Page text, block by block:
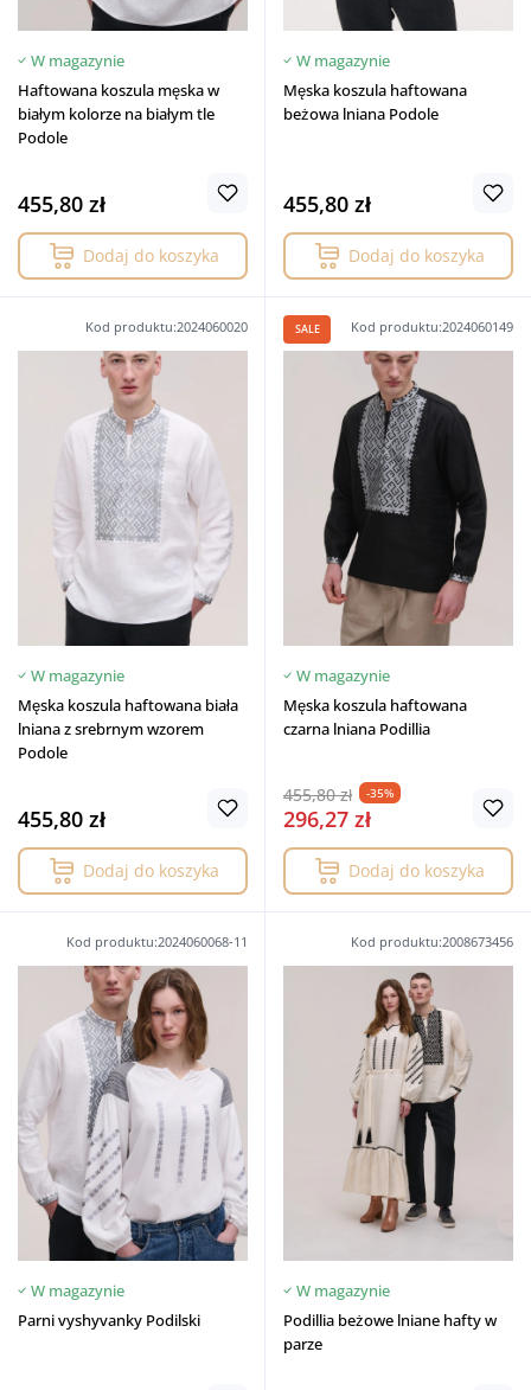
W magazynie
Haftowana koszula męska w
białym kolorze na białym tle
Podole
455,80 zł
Dodaj do koszyka
W magazynie
Męska koszula haftowana
beżowa lniana Podole
455,80 zł
Dodaj do koszyka
Kod produktu:2024060020
W magazynie
Męska koszula haftowana biała
lniana z srebrnym wzorem
Podole
455,80 zł
Dodaj do koszyka
Kod produktu:2024060149
SALE
W magazynie
Męska koszula haftowana
czarna lniana Podillia
455,80 zł -35%
296,27 zł
Dodaj do koszyka
Kod produktu:2024060068-11
W magazynie
Parni vyshyvanky Podilski
Kod produktu:2008673456
W magazynie
Podillia beżowe lniane hafty w
parze